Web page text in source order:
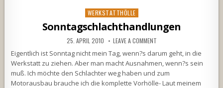
Posted
WERKSTATTHÖLLE
Sonntagschlachthandlungen
25. APRIL 2010 LEAVE A COMMENT
Eigentlich ist Sonntag nicht mein Tag, wenn?s darum geht, in die
Werkstatt zu ziehen. Aber man macht Ausnahmen, wenn?s sein
muß. Ich möchte den Schlachter weg haben und zum
Motorausbau brauche ich die komplette Vorhölle- Laut meinem